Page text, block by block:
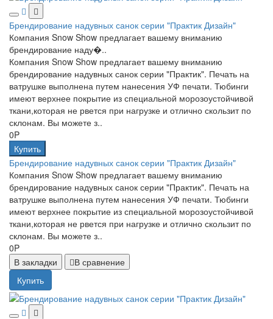
Брендирование надувных санок серии "Практик Дизайн"
Компания Snow Show предлагает вашему вниманию
брендирование наду�..
Компания Snow Show предлагает вашему вниманию
брендирование надувных санок серии "Практик". Печать на
ватрушке выполнена путем нанесения УФ печати. Тюбинги
имеют верхнее покрытие из специальной морозоустойчивой
ткани,которая не рвется при нагрузке и отлично скользит по
склонам. Вы можете з..
0P
Купить
Брендирование надувных санок серии "Практик Дизайн"
Компания Snow Show предлагает вашему вниманию
брендирование надувных санок серии "Практик". Печать на
ватрушке выполнена путем нанесения УФ печати. Тюбинги
имеют верхнее покрытие из специальной морозоустойчивой
ткани,которая не рвется при нагрузке и отлично скользит по
склонам. Вы можете з..
0P
В закладки
В сравнение
Купить